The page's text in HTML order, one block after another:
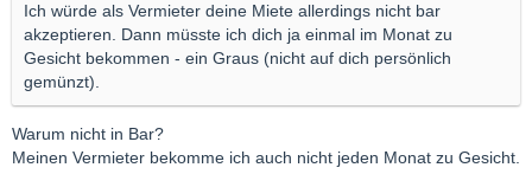
Ich würde als Vermieter deine Miete allerdings nicht bar
akzeptieren. Dann müsste ich dich ja einmal im Monat zu
Gesicht bekommen - ein Graus (nicht auf dich persönlich
gemünzt).
Warum nicht in Bar?
Meinen Vermieter bekomme ich auch nicht jeden Monat zu Gesicht.